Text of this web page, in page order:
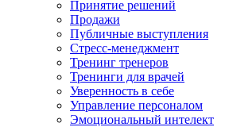
Принятие решений
Продажи
Публичные выступления
Стресс-менеджмент
Тренинг тренеров
Тренинги для врачей
Уверенность в себе
Управление персоналом
Эмоциональный интелект